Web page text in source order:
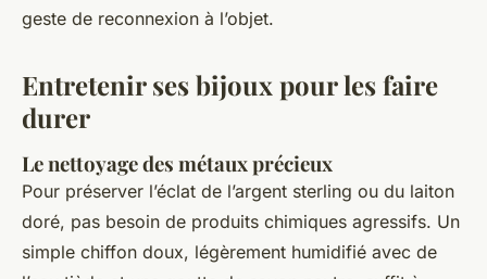
geste de reconnexion à l’objet.
Entretenir ses bijoux pour les faire
durer
Le nettoyage des métaux précieux
Pour préserver l’éclat de l’argent sterling ou du laiton
doré, pas besoin de produits chimiques agressifs. Un
simple chiffon doux, légèrement humidifié avec de